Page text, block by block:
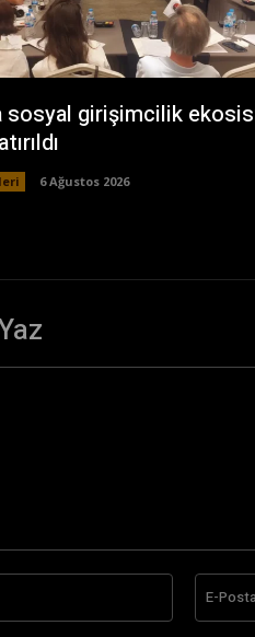
sosyal girişimcilik
6 Ağustos 2026